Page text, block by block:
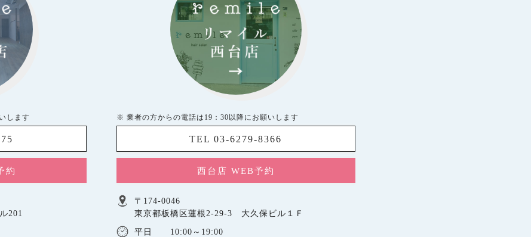
します
約
201
※ 業者の方からの電話は19：30以降にお願いします
TEL 03-6279-8366
西台店 WEB予約
〒174-0046
東京都板橋区蓮根2-29-3 大久保ビル１Ｆ
平日 10:00～19:00